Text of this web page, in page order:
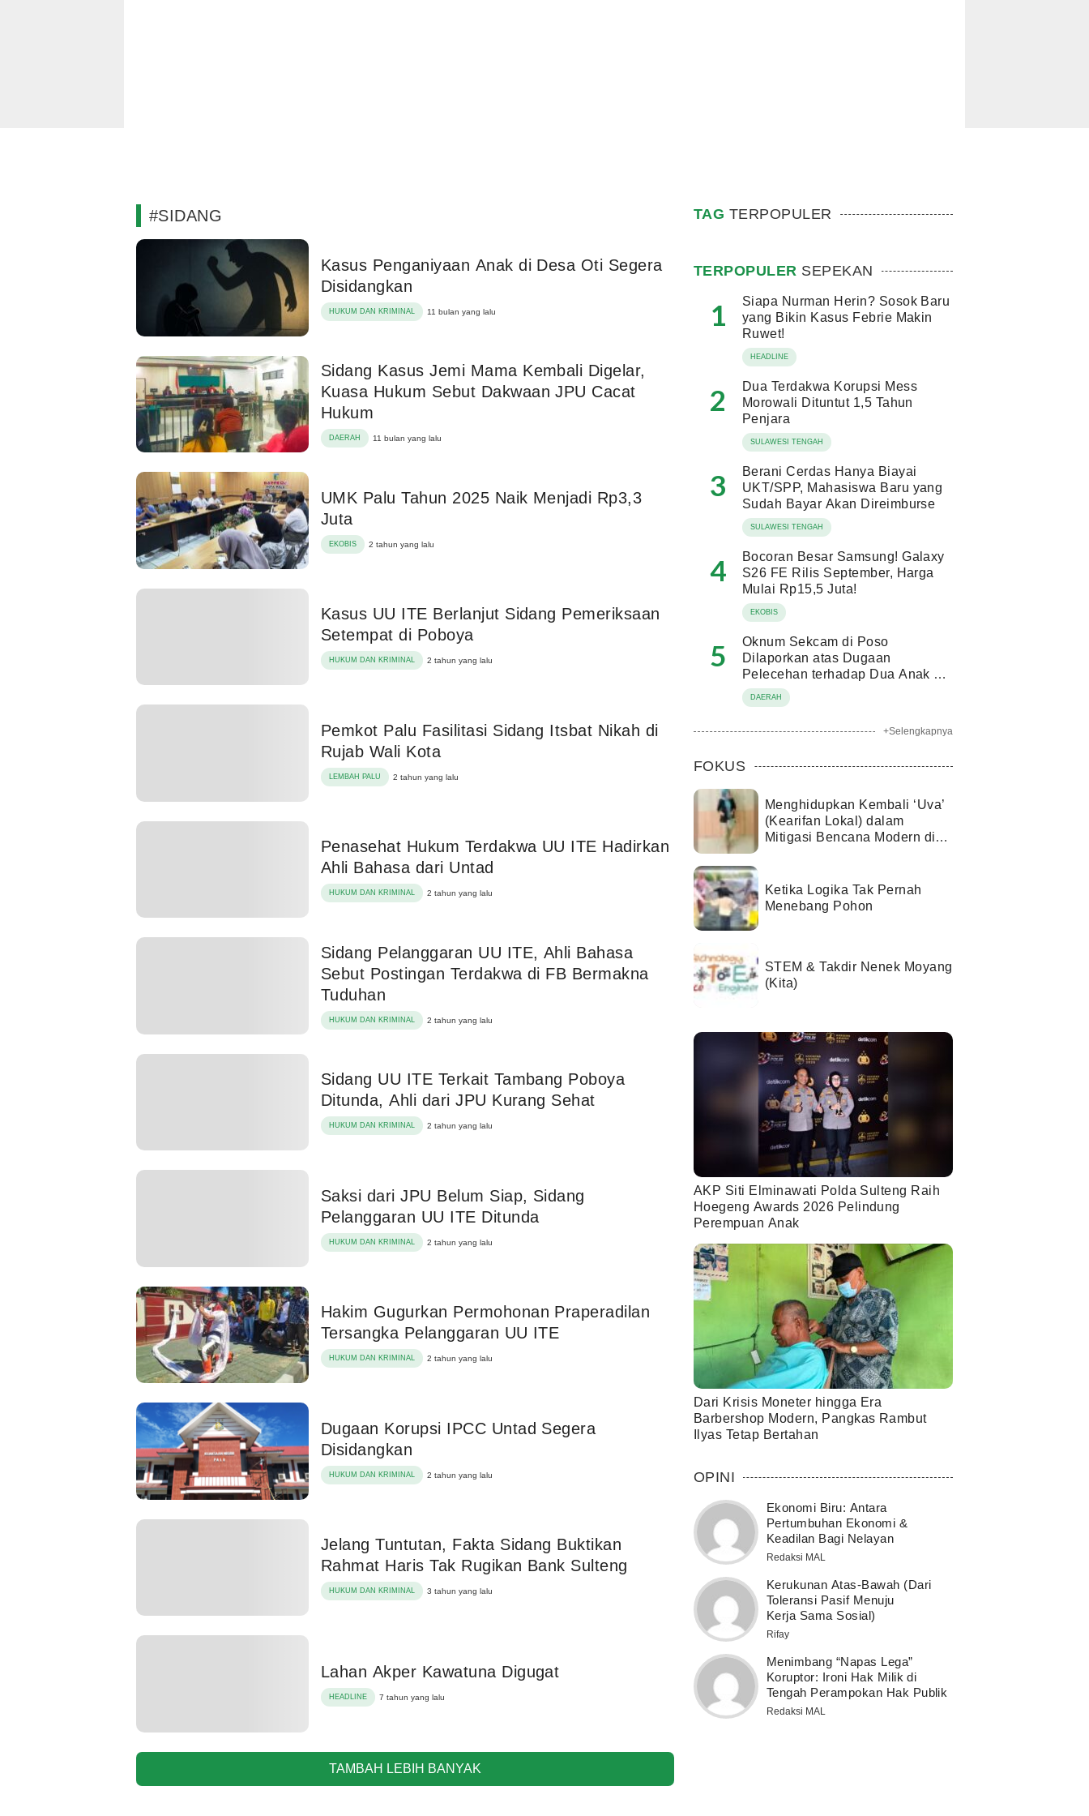
#SIDANG
Kasus Penganiyaan Anak di Desa Oti Segera
Disidangkan
HUKUM DAN KRIMINAL 11 bulan yang lalu
Sidang Kasus Jemi Mama Kembali Digelar,
Kuasa Hukum Sebut Dakwaan JPU Cacat
Hukum
DAERAH 11 bulan yang lalu
UMK Palu Tahun 2025 Naik Menjadi Rp3,3
Juta
EKOBIS 2 tahun yang lalu
Kasus UU ITE Berlanjut Sidang Pemeriksaan
Setempat di Poboya
HUKUM DAN KRIMINAL 2 tahun yang lalu
Pemkot Palu Fasilitasi Sidang Itsbat Nikah di
Rujab Wali Kota
LEMBAH PALU 2 tahun yang lalu
Penasehat Hukum Terdakwa UU ITE Hadirkan
Ahli Bahasa dari Untad
HUKUM DAN KRIMINAL 2 tahun yang lalu
Sidang Pelanggaran UU ITE, Ahli Bahasa
Sebut Postingan Terdakwa di FB Bermakna
Tuduhan
HUKUM DAN KRIMINAL 2 tahun yang lalu
Sidang UU ITE Terkait Tambang Poboya
Ditunda, Ahli dari JPU Kurang Sehat
HUKUM DAN KRIMINAL 2 tahun yang lalu
Saksi dari JPU Belum Siap, Sidang
Pelanggaran UU ITE Ditunda
HUKUM DAN KRIMINAL 2 tahun yang lalu
Hakim Gugurkan Permohonan Praperadilan
Tersangka Pelanggaran UU ITE
HUKUM DAN KRIMINAL 2 tahun yang lalu
Dugaan Korupsi IPCC Untad Segera
Disidangkan
HUKUM DAN KRIMINAL 2 tahun yang lalu
Jelang Tuntutan, Fakta Sidang Buktikan
Rahmat Haris Tak Rugikan Bank Sulteng
HUKUM DAN KRIMINAL 3 tahun yang lalu
Lahan Akper Kawatuna Digugat
HEADLINE 7 tahun yang lalu
TAMBAH LEBIH BANYAK
TAG TERPOPULER
TERPOPULER SEPEKAN
1
Siapa Nurman Herin? Sosok Baru
yang Bikin Kasus Febrie Makin
Ruwet!
HEADLINE
2
Dua Terdakwa Korupsi Mess
Morowali Dituntut 1,5 Tahun
Penjara
SULAWESI TENGAH
3
Berani Cerdas Hanya Biayai
UKT/SPP, Mahasiswa Baru yang
Sudah Bayar Akan Direimburse
SULAWESI TENGAH
4
Bocoran Besar Samsung! Galaxy
S26 FE Rilis September, Harga
Mulai Rp15,5 Juta!
EKOBIS
5
Oknum Sekcam di Poso
Dilaporkan atas Dugaan
Pelecehan terhadap Dua Anak di
Bawah Umur
DAERAH
+Selengkapnya
FOKUS
Menghidupkan Kembali ‘Uva’
(Kearifan Lokal) dalam
Mitigasi Bencana Modern di
Ketika Logika Tak Pernah
Menebang Pohon
STEM & Takdir Nenek Moyang
(Kita)
AKP Siti Elminawati Polda Sulteng Raih
Hoegeng Awards 2026 Pelindung
Perempuan Anak
Dari Krisis Moneter hingga Era
Barbershop Modern, Pangkas Rambut
Ilyas Tetap Bertahan
OPINI
Ekonomi Biru: Antara
Pertumbuhan Ekonomi &
Keadilan Bagi Nelayan
Redaksi MAL
Kerukunan Atas-Bawah (Dari
Toleransi Pasif Menuju
Kerja Sama Sosial)
Rifay
Menimbang “Napas Lega”
Koruptor: Ironi Hak Milik di
Tengah Perampokan Hak Publik
Redaksi MAL